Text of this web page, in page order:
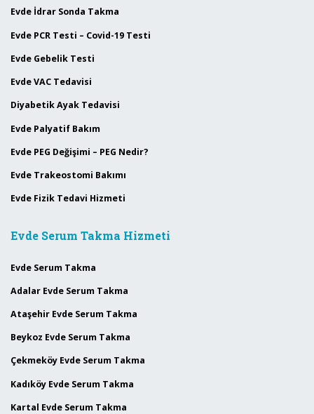
Evde İdrar Sonda Takma
Evde PCR Testi – Covid-19 Testi
Evde Gebelik Testi
Evde VAC Tedavisi
Diyabetik Ayak Tedavisi
Evde Palyatif Bakım
Evde PEG Değişimi – PEG Nedir?
Evde Trakeostomi Bakımı
Evde Fizik Tedavi Hizmeti
Evde Serum Takma Hizmeti
Evde Serum Takma
Adalar Evde Serum Takma
Ataşehir Evde Serum Takma
Beykoz Evde Serum Takma
Çekmeköy Evde Serum Takma
Kadıköy Evde Serum Takma
Kartal Evde Serum Takma